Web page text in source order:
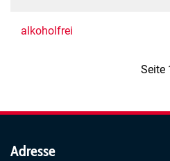
alkoholfrei
Seite
Adresse